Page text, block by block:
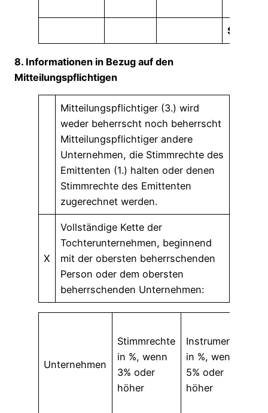
Summe
8. Informationen in Bezug auf den
Mitteilungspflichtigen
Mitteilungspflichtiger (3.) wird
weder beherrscht noch beherrscht
Mitteilungspflichtiger andere
Unternehmen, die Stimmrechte des
Emittenten (1.) halten oder denen
Stimmrechte des Emittenten
zugerechnet werden.
X
Vollständige Kette der
Tochterunternehmen, beginnend
mit der obersten beherrschenden
Person oder dem obersten
beherrschenden Unternehmen:
Unternehmen
Stimmrechte
in %, wenn
3% oder
höher
Instrumente
in %, wenn
5% oder
höher